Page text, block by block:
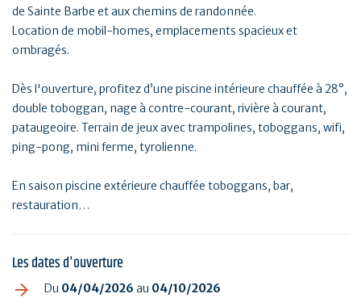
de Sainte Barbe et aux chemins de randonnée.
Location de mobil-homes, emplacements spacieux et
ombragés.
Dès l'ouverture, profitez d’une piscine intérieure chauffée à 28°,
double toboggan, nage à contre-courant, rivière à courant,
pataugeoire. Terrain de jeux avec trampolines, toboggans, wifi,
ping-pong, mini ferme, tyrolienne.
En saison piscine extérieure chauffée toboggans, bar,
restauration…
Les dates d'ouverture
Du 04/04/2026 au 04/10/2026